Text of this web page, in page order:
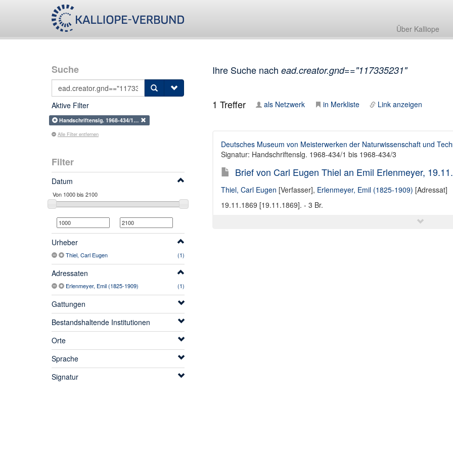
Über Kalliope
Suche
Aktive Filter
Handschriftenslg. 1968-434/1…
Alle Filter entfernen
Filter
Datum
Urheber
Thiel, Carl Eugen (1)
Adressaten
Erlenmeyer, Emil (1825-1909) (1)
Gattungen
Bestandshaltende Institutionen
Orte
Sprache
Signatur
Ihre Suche nach ead.creator.gnd=="117335231"
1 Treffer als Netzwerk in Merkliste Link anzeigen
Deutsches Museum von Meisterwerken der Naturwissenschaft und
Signatur: Handschriftenslg. 1968-434/1 bis 1968-434/3
Brief von Carl Eugen Thiel an Emil Erlenmeyer,
Thiel, Carl Eugen [Verfasser], Erlenmeyer, Emil (1825-1909) [Adressat]
19.11.1869 [19.11.1869]. - 3 Br.